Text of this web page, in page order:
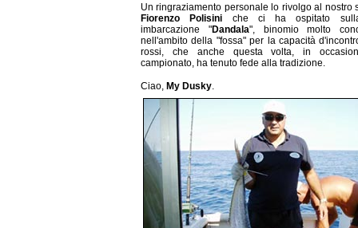
Un ringraziamento personale lo rivolgo al nostro
Fiorenzo Polisini che ci ha ospitato
imbarcazione "Dandala", binomio molto
nell'ambito della "fossa" per la capacità
rossi, che anche questa volta, in
campionato, ha tenuto fede alla tradizione.
Ciao, My Dusky.